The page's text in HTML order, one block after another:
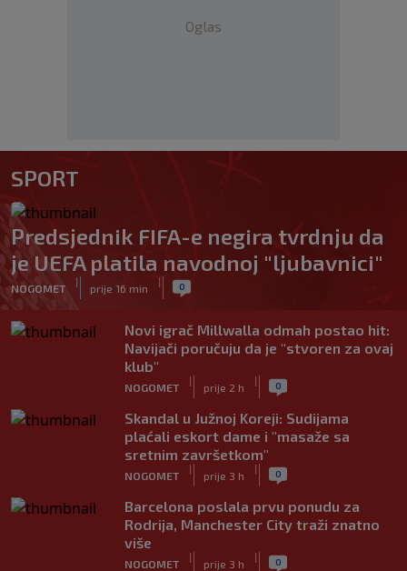
Oglas
SPORT
Predsjednik FIFA-e negira tvrdnju da
je UEFA platila navodnoj "ljubavnici"
NOGOMET
|
prije 16 min
| 0
Novi igrač Millwalla odmah postao hit:
Navijači poručuju da je "stvoren za ovaj
klub"
NOGOMET
|
prije 2 h
| 0
Skandal u Južnoj Koreji: Sudijama
plaćali eskort dame i "masaže sa
sretnim završetkom"
NOGOMET
|
prije 3 h
| 0
Barcelona poslala prvu ponudu za
Rodrija, Manchester City traži znatno
više
NOGOMET
|
prije 3 h
| 0